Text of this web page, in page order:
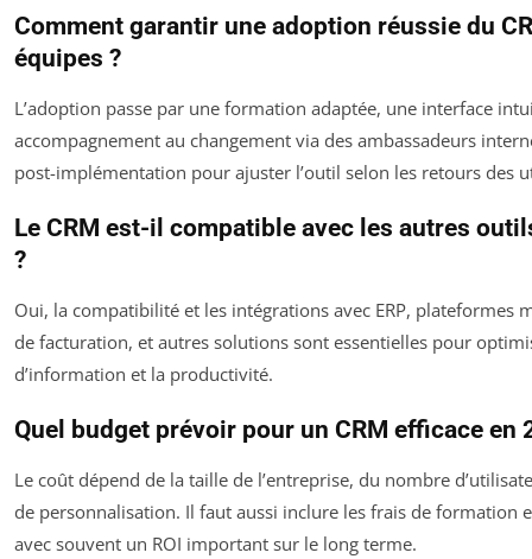
Comment garantir une adoption réussie du
équipes ?
L’adoption passe par une formation adaptée, une interface
accompagnement au changement via des ambassadeurs
post-implémentation pour ajuster l’outil selon les retours des
Le CRM est-il compatible avec les autres
?
Oui, la compatibilité et les intégrations avec ERP, plateformes
de facturation, et autres solutions sont essentielles pour
d’information et la productivité.
Quel budget prévoir pour un CRM efficace en
Le coût dépend de la taille de l’entreprise, du nombre
de personnalisation. Il faut aussi inclure les frais de formation
avec souvent un ROI important sur le long terme.